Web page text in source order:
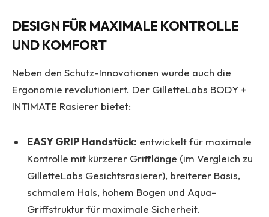
DESIGN FÜR MAXIMALE KONTROLLE
UND KOMFORT
Neben den Schutz-Innovationen wurde auch die
Ergonomie revolutioniert. Der GilletteLabs BODY +
INTIMATE Rasierer bietet:
EASY GRIP Handstück: entwickelt für maximale
Kontrolle mit kürzerer Grifflänge (im Vergleich zu
GilletteLabs Gesichtsrasierer), breiterer Basis,
schmalem Hals, hohem Bogen und Aqua-
Griffstruktur für maximale Sicherheit.